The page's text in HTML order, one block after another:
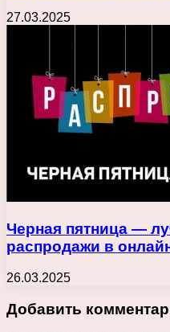
27.03.2025
Черная пятница —
распродажи в
26.03.2025
Добавить